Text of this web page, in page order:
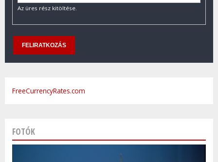
Az üres rész kitöltése.
FreeCurrencyRates.com
FOTÓK